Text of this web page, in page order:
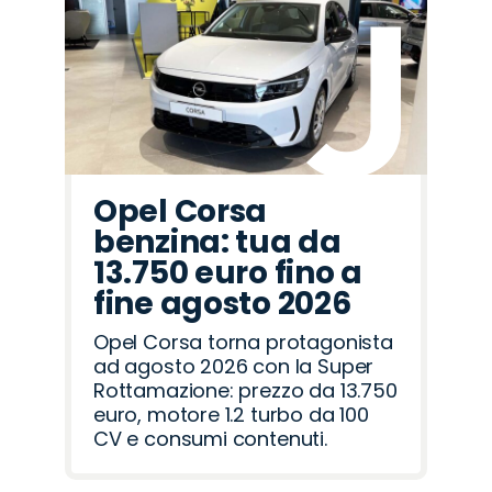
Fiat
Opel
Lancia
Alfa
Romeo
Cupra
Mazda
Citroën
Land
Rover
Jaecoo
Jeep
Omoda
Seat
Hyundai
Peugeot
Abarth
Opel Corsa
benzina: tua da
13.750 euro fino a
fine agosto 2026
Opel Corsa torna protagonista
ad agosto 2026 con la Super
Rottamazione: prezzo da 13.750
euro, motore 1.2 turbo da 100
CV e consumi contenuti.